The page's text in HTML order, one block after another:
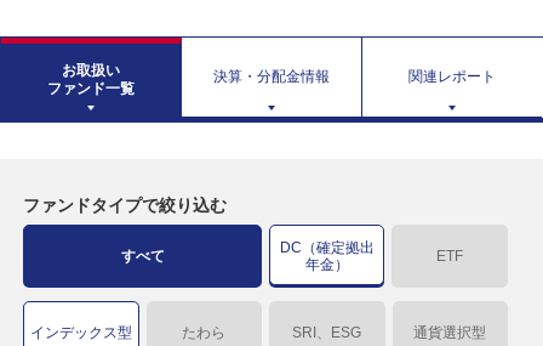
お取扱い
ファンド一覧
決算・分配金情報 関連レポート
ファンドタイプで絞り込む
すべて
DC（確定拠出
年金）
ETF
インデックス型 たわら SRI、ESG 通貨選択型